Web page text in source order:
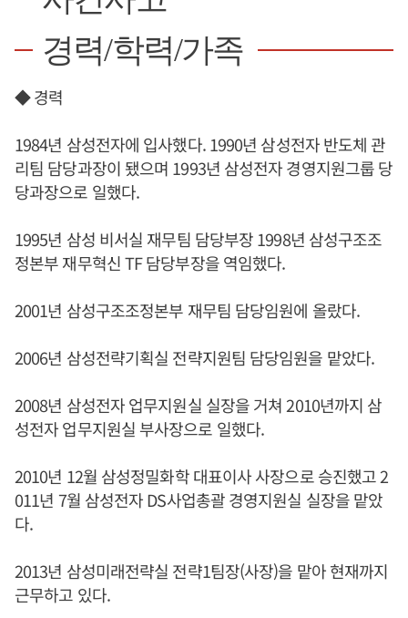
경력/학력/가족
◆ 경력
1984년 삼성전자에 입사했다. 1990년 삼성전자 반도체 관
리팀 담당과장이 됐으며 1993년 삼성전자 경영지원그룹 당
당과장으로 일했다.
1995년 삼성 비서실 재무팀 담당부장 1998년 삼성구조조
정본부 재무혁신 TF 담당부장을 역임했다.
2001년 삼성구조조정본부 재무팀 담당임원에 올랐다.
2006년 삼성전략기획실 전략지원팀 담당임원을 맡았다.
2008년 삼성전자 업무지원실 실장을 거쳐 2010년까지 삼
성전자 업무지원실 부사장으로 일했다.
2010년 12월 삼성정밀화학 대표이사 사장으로 승진했고 2
011년 7월 삼성전자 DS사업총괄 경영지원실 실장을 맡았
다.
2013년 삼성미래전략실 전략1팀장(사장)을 맡아 현재까지
근무하고 있다.